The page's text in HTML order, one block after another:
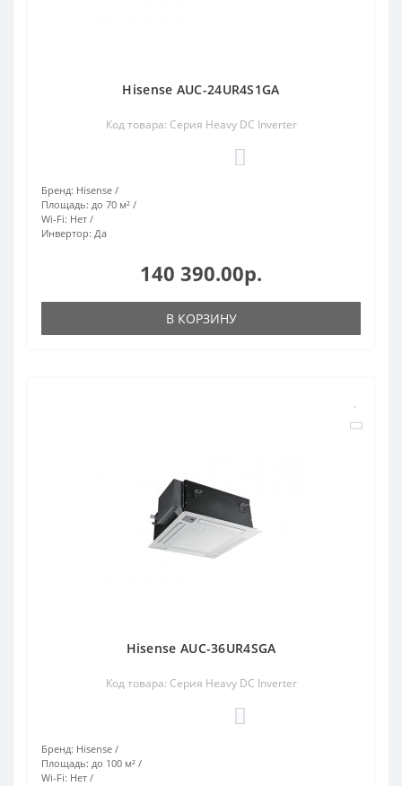
Hisense AUC-24UR4S1GA
Код товара: Серия Heavy DC Inverter
Бренд: Hisense
Площадь: до 70 м²
Wi-Fi: Нет
Инвертор: Да
140 390.00р.
В КОРЗИНУ
Hisense AUC-36UR4SGA
Код товара: Серия Heavy DC Inverter
Бренд: Hisense
Площадь: до 100 м²
Wi-Fi: Нет